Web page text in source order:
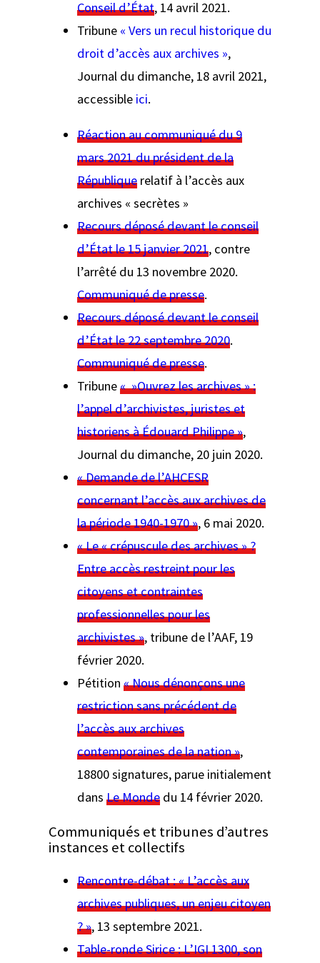
Conseil d’État, 14 avril 2021.
Tribune « Vers un recul historique du
droit d’accès aux archives »,
Journal du dimanche, 18 avril 2021,
accessible ici.
Réaction au communiqué du 9
mars 2021 du président de la
République relatif à l’accès aux
archives « secrètes »
Recours déposé devant le conseil
d’État le 15 janvier 2021, contre
l’arrêté du 13 novembre 2020.
Communiqué de presse.
Recours déposé devant le conseil
d’État le 22 septembre 2020.
Communiqué de presse.
Tribune« »Ouvrez les archives » :
l’appel d’archivistes, juristes et
historiens à Édouard Philippe »,
Journal du dimanche, 20 juin 2020.
« Demande de l’AHCESR
concernant l’accès aux archives de
la période 1940-1970 », 6 mai 2020.
« Le « crépuscule des archives » ?
Entre accès restreint pour les
citoyens et contraintes
professionnelles pour les
archivistes », tribune de l’AAF, 19
février 2020.
Pétition « Nous dénonçons une
restriction sans précédent de
l’accès aux archives
contemporaines de la nation »,
18800 signatures, parue initialement
dans Le Monde du 14 février 2020.
Communiqués et tribunes d’autres
instances et collectifs
Rencontre-débat : « L’accès aux
archives publiques, un enjeu citoyen
? », 13 septembre 2021.
Table-ronde Sirice : L’IGI 1300, son